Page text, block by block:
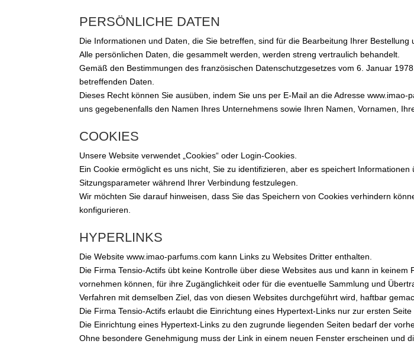
PERSÖNLICHE DATEN
Die Informationen und Daten, die Sie betreffen, sind für die Bearbeitung Ihrer
Alle persönlichen Daten, die gesammelt werden, werden streng vertraulich behandelt.
Gemäß den Bestimmungen des französischen Datenschutzgesetzes vom 6. Januar
betreffenden Daten.
Dieses Recht können Sie ausüben, indem Sie uns per E-Mail an die Adresse
uns gegebenenfalls den Namen Ihres Unternehmens sowie Ihren Namen, Vornamen,
COOKIES
Unsere Website verwendet „Cookies“ oder Login-Cookies.
Ein Cookie ermöglicht es uns nicht, Sie zu identifizieren, aber es speichert
Sitzungsparameter während Ihrer Verbindung festzulegen.
Wir möchten Sie darauf hinweisen, dass Sie das Speichern von Cookies verhindern
konfigurieren.
HYPERLINKS
Die Website www.imao-parfums.com kann Links zu Websites Dritter enthalten.
Die Firma Tensio-Actifs übt keine Kontrolle über diese Websites aus und kann in
vornehmen können, für ihre Zugänglichkeit oder für die eventuelle Sammlung und
Verfahren mit demselben Ziel, das von diesen Websites durchgeführt wird, haftbar
Die Firma Tensio-Actifs erlaubt die Einrichtung eines Hypertext-Links nur zur ersten
Die Einrichtung eines Hypertext-Links zu den zugrunde liegenden Seiten bedarf der
Ohne besondere Genehmigung muss der Link in einem neuen Fenster erscheinen und